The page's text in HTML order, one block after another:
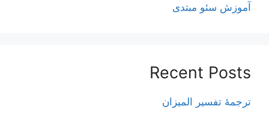
آموزش سئو مبتدی
Recent Posts
ترجمۀ تفسیر المیزان